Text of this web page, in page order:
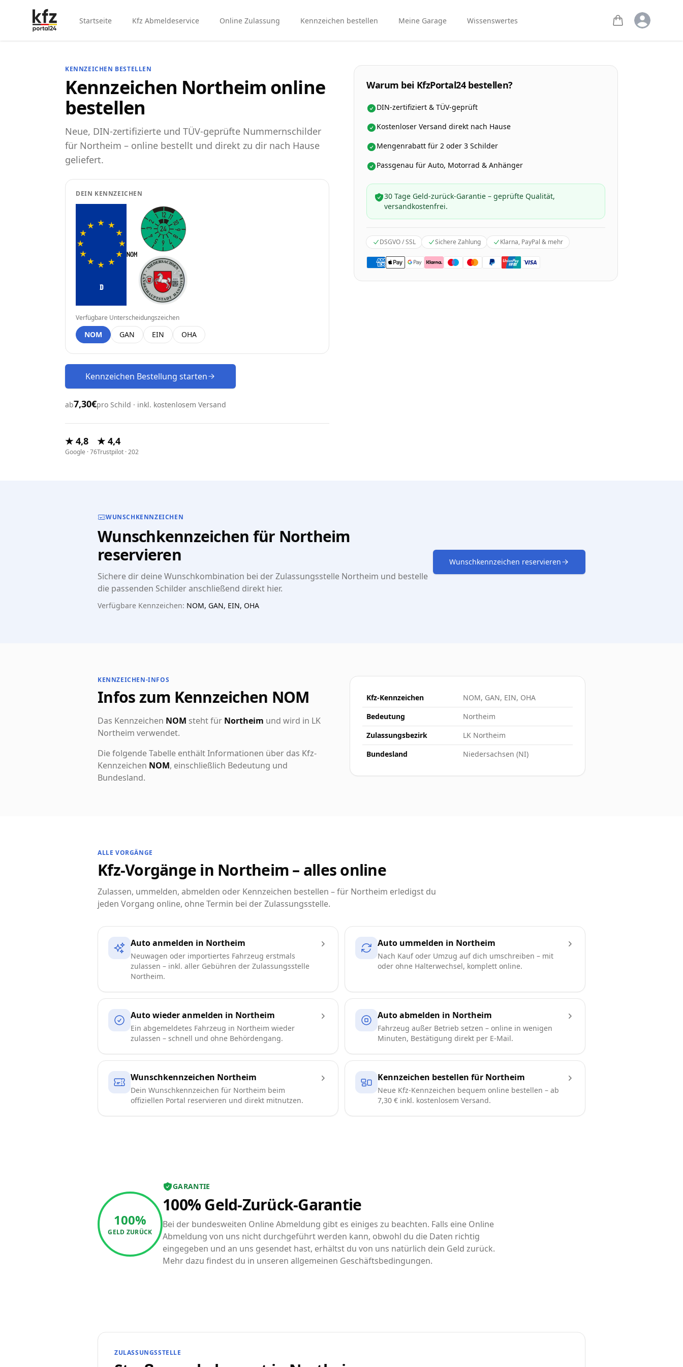
Startseite Kfz Abmeldeservice Online Zulassung Kennzeichen bestellen Meine Garage Wissenswertes Open user
KENNZEICHEN BESTELLEN
Kennzeichen Northeim online
bestellen
Neue, DIN-zertifizierte und TÜV-geprüfte Nummernschilder
für Northeim – online bestellt und direkt zu dir nach Hause
geliefert.
DEIN KENNZEICHEN
D
Verfügbare Unterscheidungszeichen
NOM GAN EIN OHA
Kennzeichen Bestellung starten
ab7,30€pro Schild · inkl. kostenlosem Versand
★ 4,8
Google · 76
★ 4,4
Trustpilot · 202
Warum bei KfzPortal24 bestellen?
DIN-zertifiziert & TÜV-geprüft
Kostenloser Versand direkt nach Hause
Mengenrabatt für 2 oder 3 Schilder
Passgenau für Auto, Motorrad & Anhänger
30 Tage Geld-zurück-Garantie – geprüfte Qualität,
versandkostenfrei.
DSGVO / SSL Sichere Zahlung Klarna, PayPal & mehr
WUNSCHKENNZEICHEN
Wunschkennzeichen für Northeim
reservieren
Sichere dir deine Wunschkombination bei der Zulassungsstelle Northeim und bestelle
die passenden Schilder anschließend direkt hier.
Verfügbare Kennzeichen: NOM, GAN, EIN, OHA
Wunschkennzeichen reservieren
KENNZEICHEN-INFOS
Infos zum Kennzeichen NOM
Das Kennzeichen NOM steht für Northeim und wird in LK
Northeim verwendet.
Die folgende Tabelle enthält Informationen über das Kfz-
Kennzeichen NOM, einschließlich Bedeutung und
Bundesland.
Kfz-Kennzeichen
NOM, GAN, EIN, OHA
Bedeutung
Northeim
Zulassungsbezirk
LK Northeim
Bundesland
Niedersachsen (NI)
ALLE VORGÄNGE
Kfz-Vorgänge in Northeim – alles online
Zulassen, ummelden, abmelden oder Kennzeichen bestellen – für Northeim erledigst du
jeden Vorgang online, ohne Termin bei der Zulassungsstelle.
Auto anmelden in Northeim
Neuwagen oder importiertes Fahrzeug erstmals
zulassen – inkl. aller Gebühren der Zulassungsstelle
Northeim.
Auto ummelden in Northeim
Nach Kauf oder Umzug auf dich umschreiben – mit
oder ohne Halterwechsel, komplett online.
Auto wieder anmelden in Northeim
Ein abgemeldetes Fahrzeug in Northeim wieder
zulassen – schnell und ohne Behördengang.
Auto abmelden in Northeim
Fahrzeug außer Betrieb setzen – online in wenigen
Minuten, Bestätigung direkt per E-Mail.
Wunschkennzeichen Northeim
Dein Wunschkennzeichen für Northeim beim
offiziellen Portal reservieren und direkt mitnutzen.
Kennzeichen bestellen für Northeim
Neue Kfz-Kennzeichen bequem online bestellen – ab
7,30 € inkl. kostenlosem Versand.
100%
GELD ZURÜCK
GARANTIE
100% Geld-Zurück-Garantie
Bei der bundesweiten Online Abmeldung gibt es einiges zu beachten. Falls eine Online
Abmeldung von uns nicht durchgeführt werden kann, obwohl du die Daten richtig
eingegeben und an uns gesendet hast, erhältst du von uns natürlich dein Geld zurück.
Mehr dazu findest du in unseren allgemeinen Geschäftsbedingungen.
ZULASSUNGSSTELLE